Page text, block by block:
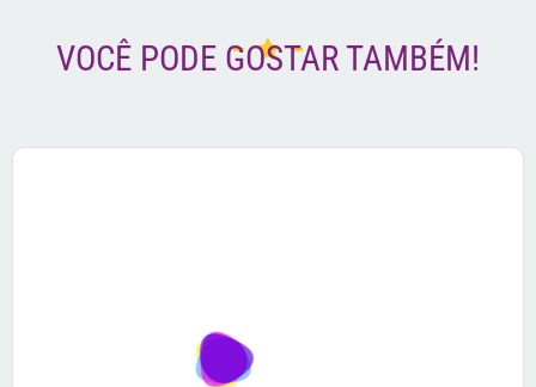
VOCÊ PODE GOSTAR TAMBÉM!